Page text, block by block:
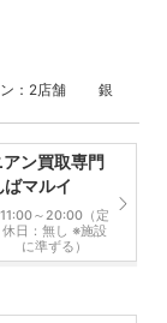
ン：2店舗 銀
ン買取専門
ばマルイ
11:00～20:00（定
休日：無し ※施設
に準ずる）